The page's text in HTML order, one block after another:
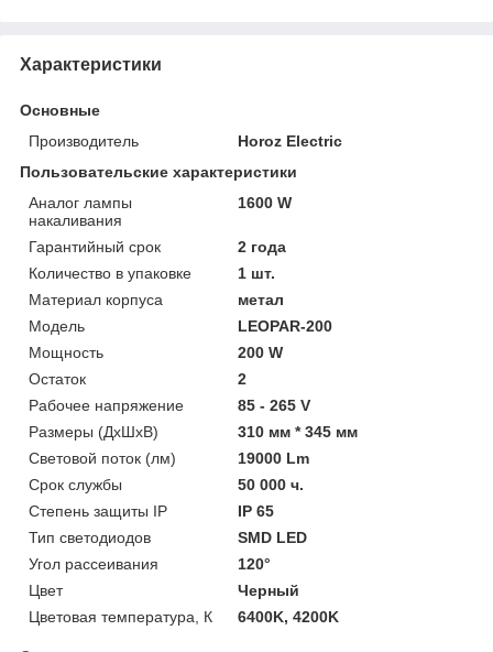
Характеристики
Основные
Производитель
Horoz Electric
Пользовательские характеристики
Аналог лампы
накаливания
1600 W
Гарантийный срок
2 года
Количество в упаковке
1 шт.
Материал корпуса
метал
Модель
LEOPAR-200
Мощность
200 W
Остаток
2
Рабочее напряжение
85 - 265 V
Размеры (ДхШхВ)
310 мм * 345 мм
Световой поток (лм)
19000 Lm
Срок службы
50 000 ч.
Степень защиты IP
IP 65
Тип светодиодов
SMD LED
Угол рассеивания
120°
Цвет
Черный
Цветовая температура, К
6400K, 4200K